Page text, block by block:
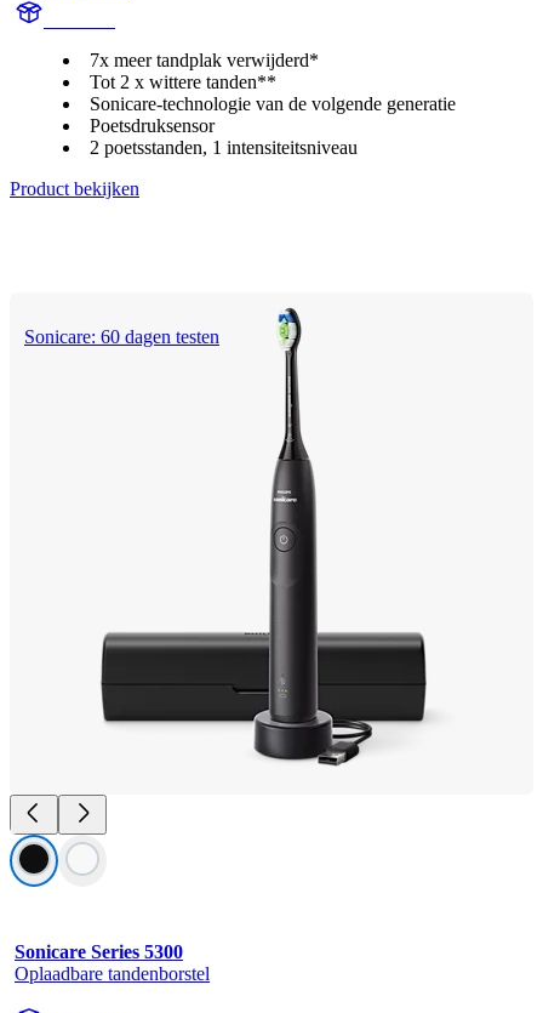
7x meer tandplak verwijderd*
Tot 2 x wittere tanden**
Sonicare-technologie van de volgende generatie
Poetsdruksensor
2 poetsstanden, 1 intensiteitsniveau
Product bekijken
Sonicare: 60 dagen testen
Sonicare Series 5300
Oplaadbare tandenborstel